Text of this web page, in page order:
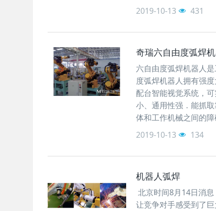
2019-10-13
431
奇瑞六自由度弧焊
六自由度弧焊机器人
度弧焊机器人拥有强
配台智能视觉系统，
小、通用性强．能抓
体和工作机械之间的
2019-10-13
134
机器人弧焊
北京时间8月14日消
让竞争对手感受到了